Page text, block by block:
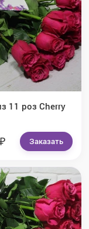
11 роз Cherry
Заказать